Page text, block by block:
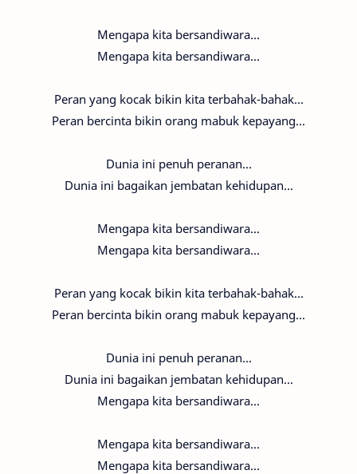
Mengapa kita bersandiwara...
Mengapa kita bersandiwara...
Peran yang kocak bikin kita terbahak-bahak...
Peran bercinta bikin orang mabuk kepayang...
Dunia ini penuh peranan...
Dunia ini bagaikan jembatan kehidupan...
Mengapa kita bersandiwara...
Mengapa kita bersandiwara...
Peran yang kocak bikin kita terbahak-bahak...
Peran bercinta bikin orang mabuk kepayang...
Dunia ini penuh peranan...
Dunia ini bagaikan jembatan kehidupan...
Mengapa kita bersandiwara...
Mengapa kita bersandiwara...
Mengapa kita bersandiwara...